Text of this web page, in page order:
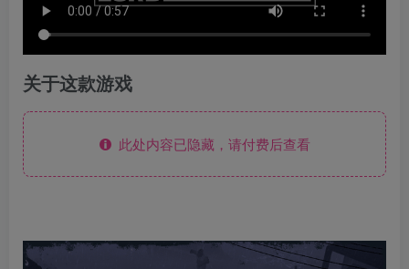
关于这款游戏
此处内容已隐藏，请付费后查看